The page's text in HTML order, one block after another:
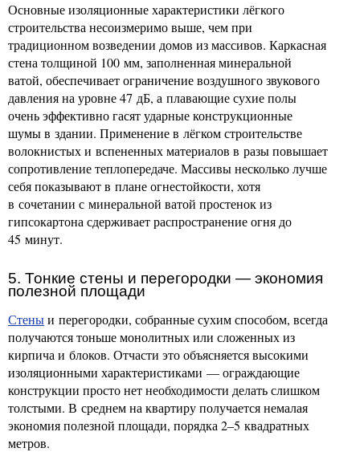
Основные изоляционные характеристики лёгкого
строительства несоизмеримо выше, чем при
традиционном возведении домов из массивов. Каркасная
стена толщиной 100 мм, заполненная минеральной
ватой, обеспечивает ограничение воздушного звукового
давления на уровне 47 дБ, а плавающие сухие полы
очень эффективно гасят ударные конструкционные
шумы в здании. Применение в лёгком строительстве
волокнистых и вспененных материалов в разы повышает
сопротивление теплопередаче. Массивы несколько лучше
себя показывают в плане огнестойкости, хотя
в сочетании с минеральной ватой простенок из
гипсокартона сдерживает распространение огня до
45 минут.
5. Тонкие стены и перегородки — экономия
полезной площади
Стеныи перегородки, собранные сухим способом, всегда
получаются тоньше монолитных или сложенных из
кирпича и блоков. Отчасти это объясняется высокими
изоляционными характеристиками — ограждающие
конструкции просто нет необходимости делать слишком
толстыми. В среднем на квартиру получается немалая
экономия полезной площади, порядка 2–5 квадратных
метров.